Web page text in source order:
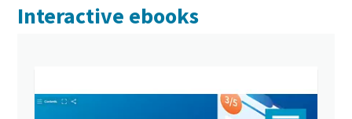
Interactive ebooks